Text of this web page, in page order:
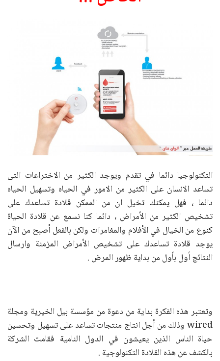
التكنولوجيا دائما في تقدم ويوجد الكثير من الاختراعات التى
تساعد الانسان على الكثير من الامور في الحياه وتسهيل الحياه
دائما ، فهل يمكنك تخيل ان من الممكن قلادة تساعدك على
تشخيص الكثير من الأمراض ، دائما كنا نسمع عن قلادة الحياة
كنوع من الخيال في الأفلام والمغامرات ولكن بالفعل أصبح من الآن
يوجد قلادة تساعدك على تشخيص الأمراض المزمنة وارسال
النتائج أول بأول من بداية ظهور المرض .
وتعتبر هذه الفكرة بداية من دعوة من مؤسسة بيل الخيرية ومجلة
wired وذلك من أجل انتاج منتجات تساعد على تسهيل وتحسين
حياة الناس الذين يعيشون في الدول النامية فقامت الشركة
بالكشف عن هذه القلادة التكنولوجية .